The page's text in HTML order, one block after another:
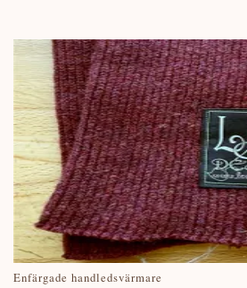
Enfärgade handledsvärmare